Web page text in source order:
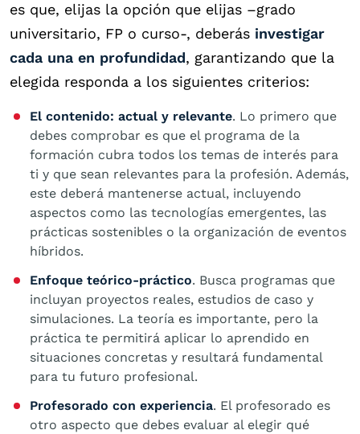
es que, elijas la opción que elijas –grado
universitario, FP o curso-, deberás investigar
cada una en profundidad, garantizando que la
elegida responda a los siguientes criterios:
El contenido: actual y relevante. Lo primero que
debes comprobar es que el programa de la
formación cubra todos los temas de interés para
ti y que sean relevantes para la profesión. Además,
este deberá mantenerse actual, incluyendo
aspectos como las tecnologías emergentes, las
prácticas sostenibles o la organización de eventos
híbridos.
Enfoque teórico-práctico. Busca programas que
incluyan proyectos reales, estudios de caso y
simulaciones. La teoría es importante, pero la
práctica te permitirá aplicar lo aprendido en
situaciones concretas y resultará fundamental
para tu futuro profesional.
Profesorado con experiencia. El profesorado es
otro aspecto que debes evaluar al elegir qué